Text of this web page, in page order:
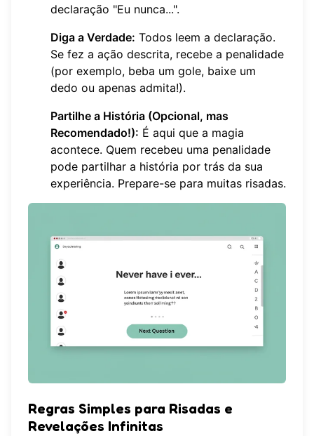
declaração "Eu nunca...".
Diga a Verdade: Todos leem a declaração.
Se fez a ação descrita, recebe a penalidade
(por exemplo, beba um gole, baixe um
dedo ou apenas admita!).
Partilhe a História (Opcional, mas
Recomendado!): É aqui que a magia
acontece. Quem recebeu uma penalidade
pode partilhar a história por trás da sua
experiência. Prepare-se para muitas risadas.
Regras Simples para Risadas e
Revelações Infinitas